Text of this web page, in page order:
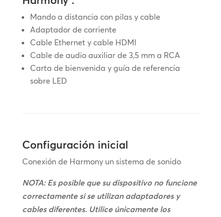
Mando a distancia con pilas y cable
Adaptador de corriente
Cable Ethernet y cable HDMI
Cable de audio auxiliar de 3,5 mm a RCA
Carta de bienvenida y guía de referencia
sobre LED
Configuración inicial
Conexión de Harmony un sistema de sonido
NOTA: Es posible que su dispositivo no funcione
correctamente si se utilizan adaptadores y
cables diferentes. Utilice únicamente los